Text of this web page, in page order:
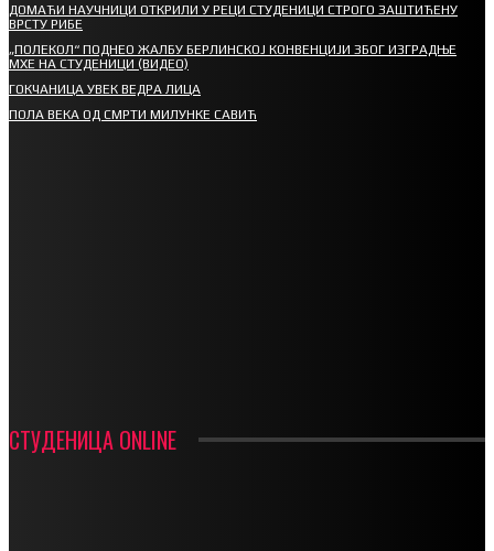
ДОМАЋИ НАУЧНИЦИ ОТКРИЛИ У РЕЦИ СТУДЕНИЦИ СТРОГО ЗАШТИЋЕНУ
ВРСТУ РИБЕ
„ПОЛЕКОЛ“ ПОДНЕО ЖАЛБУ БЕРЛИНСКОЈ КОНВЕНЦИЈИ ЗБОГ ИЗГРАДЊЕ
МХЕ НА СТУДЕНИЦИ (ВИДЕО)
ГОКЧАНИЦА УВЕК ВЕДРА ЛИЦА
ПОЛА ВЕКА ОД СМРТИ МИЛУНКЕ САВИЋ
СТУДЕНИЦА ONLINE